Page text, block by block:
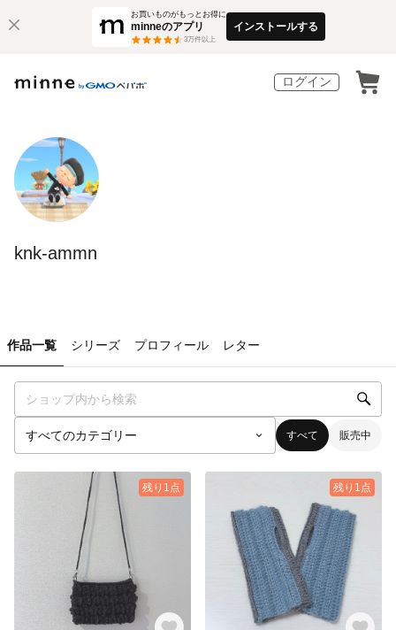
お買いものがもっとお得に
minneのアプリ
3万件以上
インストールする
ログイン
knk-ammn
作品一覧 シリーズ プロフィール レター
すべて 販売中
残り1点 残り1点